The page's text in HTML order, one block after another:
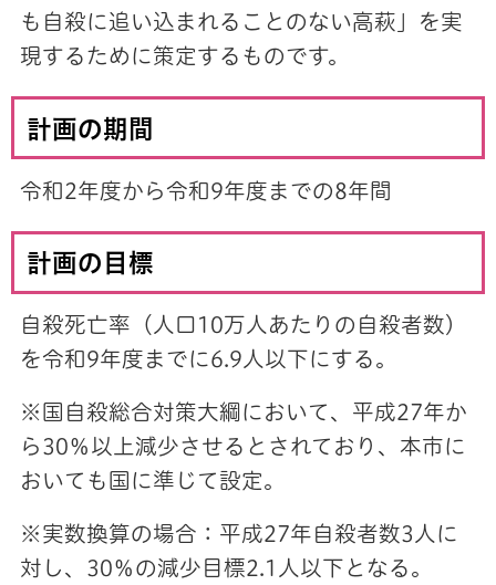
も自殺に追い込まれることのない高萩」を実
現するために策定するものです。
計画の期間
令和2年度から令和9年度までの8年間
計画の目標
自殺死亡率（人口10万人あたりの自殺者数）
を令和9年度までに6.9人以下にする。
※国自殺総合対策大綱において、平成27年か
ら30％以上減少させるとされており、本市に
おいても国に準じて設定。
※実数換算の場合：平成27年自殺者数3人に
対し、30％の減少目標2.1人以下となる。